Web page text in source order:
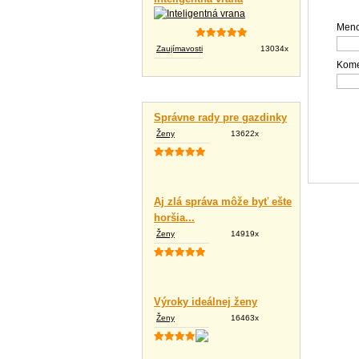
Zaujímavosti 13034x
Správne rady pre gazdinky
Ženy 13622x
Aj zlá správa môže byť ešte
horšia...
Ženy 14919x
Výroky ideálnej ženy
Ženy 16463x